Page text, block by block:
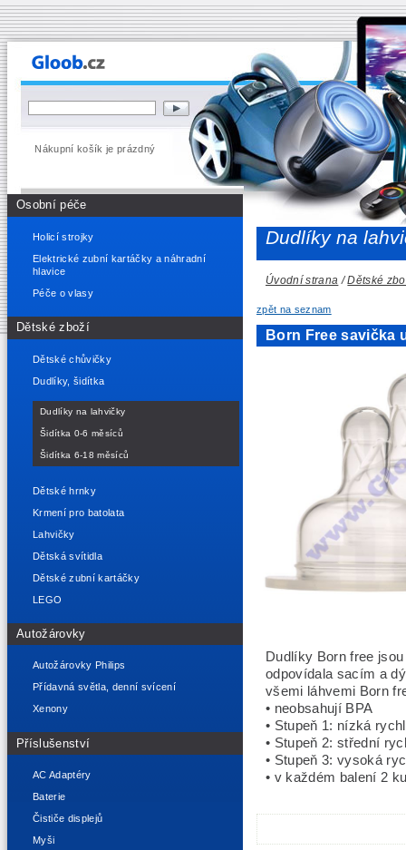
Nákupní košík je prázdný
Osobní péče
Holicí strojky
Elektrické zubní kartáčky a náhradní
hlavice
Péče o vlasy
Dětské zboží
Dětské chůvičky
Dudlíky, šidítka
Dudlíky na lahvičky
Šidítka 0-6 měsíců
Šidítka 6-18 měsíců
Dětské hrnky
Krmení pro batolata
Lahvičky
Dětská svítidla
Dětské zubní kartáčky
LEGO
Autožárovky
Autožárovky Philips
Přídavná světla, denní svícení
Xenony
Příslušenství
AC Adaptéry
Baterie
Čističe displejů
Myši
Dudlíky na
Úvodní strana /Dětské
zpět na seznam
Born Free savička
Dudlíky Born free
odpovídala sacím a
všemi láhvemi Born
• neobsahují BPA
• Stupeň 1: nízká
• Stupeň 2: střední
• Stupeň 3: vysoká
• v každém balení 2